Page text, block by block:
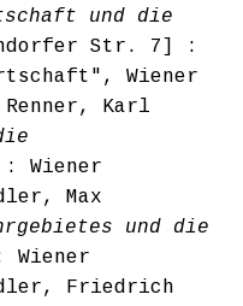
und die
Str. 7] :
Wiener
Renner, Karl
: Wiener
Max
und die
Wiener
Friedrich